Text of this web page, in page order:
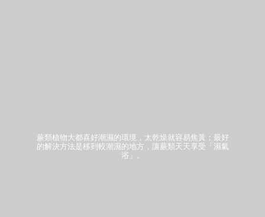
蕨類植物大都喜好潮濕的環境，太乾燥就容易焦黃；最好
的解決方法是移到較潮濕的地方，讓蕨類天天享受「濕氣
浴」。